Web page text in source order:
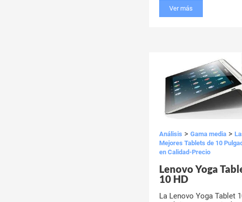
Ver más
Análisis > Gama media >
Mejores Tablets de 10
en Calidad-Precio
Lenovo Yoga
10 HD
La Lenovo Yoga Tablet